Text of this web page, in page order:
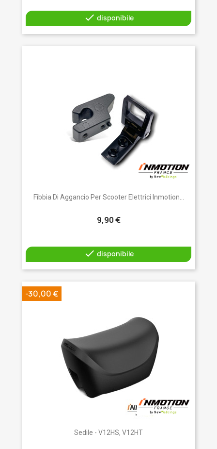
 disponibile
Fibbia Di Aggancio Per Scooter Elettrici Inmotion...
9,90 €
 disponibile
Sedile - V12HS, V12HT
-30,00 €